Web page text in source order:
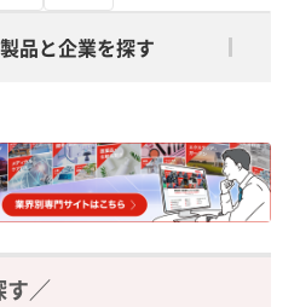
品と企業を探す
す／